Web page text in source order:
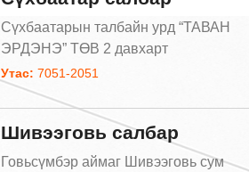
Сүхбаатарын талбайн урд “ТАВАН
ЭРДЭНЭ” ТӨВ 2 давхарт
Утас: 7051-2051
Шивээговь салбар
Говьсүмбэр аймаг Шивээговь сум